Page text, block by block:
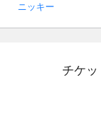
ニッキー
チケ